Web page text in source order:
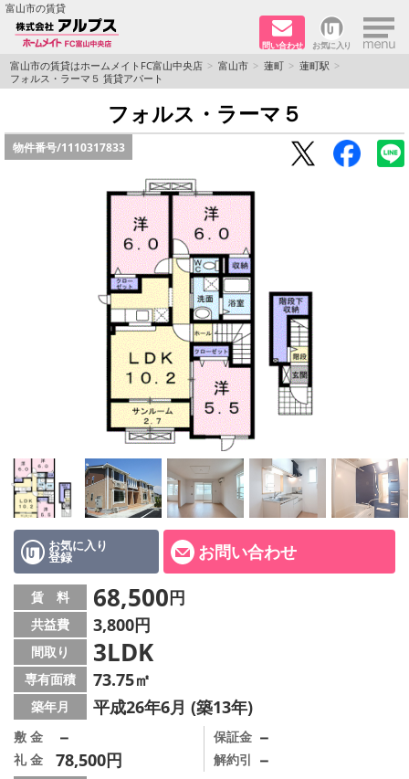
富山市の賃貸
問い合わせ お気に入り ×
TOPページ
ペット同居はご相談ください
路線·駅から探す
店舗情報·アクセス
メールでお問い合わせ
富山市の賃貸はホームメイトFC富山中央店 富山市 蓮町
蓮町駅
フォルス・ラーマ５ 賃貸アパート
フォルス・ラーマ５
物件番号/1110317833
お気に入り
登録 お問い合わせ
賃 料 68,500円
共益費 3,800円
間取り 3LDK
専有面積 73.75㎡
築年月 平成26年6月 (築13年)
敷 金 －
礼 金 78,500円
保証金 －
解約引 －